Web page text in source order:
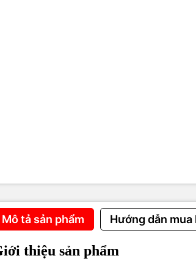
Mô tả sản phẩm Hướng dẫn mua
thiệu sản phẩm